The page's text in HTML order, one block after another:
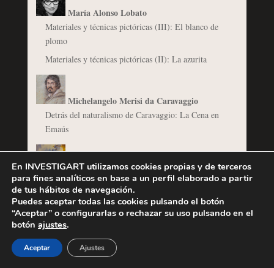
María Alonso Lobato
Materiales y técnicas pictóricas (III): El blanco de
plomo
Materiales y técnicas pictóricas (II): La azurita
Michelangelo Merisi da Caravaggio
Detrás del naturalismo de Caravaggio: La Cena en
Emaús
@osa_dias
El Barroco del Poder: arquitectura y urbanismo al
servicio de papas y reyes.
En INVESTIGART utilizamos cookies propias y de terceros
para fines analíticos en base a un perfil elaborado a partir
de tus hábitos de navegación.
Puedes aceptar todas las cookies pulsando el botón
“Aceptar” o configurarlas o rechazar su uso pulsando en el
botón ajustes.
Aceptar Ajustes